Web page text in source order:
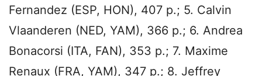
Fernandez (ESP, HON), 407 p.; 5. Calvin
Vlaanderen (NED, YAM), 366 p.; 6. Andrea
Bonacorsi (ITA, FAN), 353 p.; 7. Maxime
Renaux (FRA, YAM), 347 p.; 8. Jeffrey